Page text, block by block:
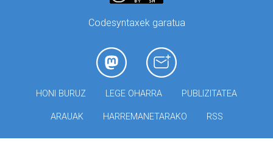
Codesyntaxek garatua
HONI BURUZ LEGE OHARRA PUBLIZITATEA
ARAUAK HARREMANETARAKO RSS